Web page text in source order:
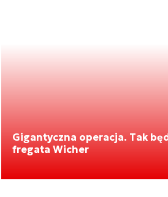
Gigantyczna operacja. Tak
fregata Wicher